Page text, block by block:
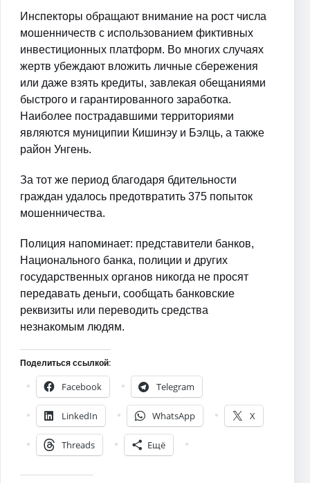
Инспекторы обращают внимание на рост числа
мошенничеств с использованием фиктивных
инвестиционных платформ. Во многих случаях
жертв убеждают вложить личные сбережения
или даже взять кредиты, завлекая обещаниями
быстрого и гарантированного заработка.
Наиболее пострадавшими территориями
являются муниципии Кишинэу и Бэлць, а также
район Унгень.
За тот же период благодаря бдительности
граждан удалось предотвратить 375 попыток
мошенничества.
Полиция напоминает: представители банков,
Национального банка, полиции и других
государственных органов никогда не просят
передавать деньги, сообщать банковские
реквизиты или переводить средства
незнакомым людям.
Поделиться ссылкой:
Facebook
Telegram
LinkedIn WhatsApp X
Threads Ещё